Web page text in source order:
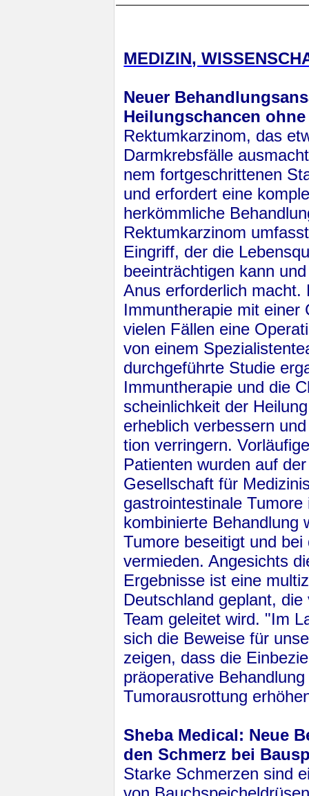
MEDIZIN,
Neuer
Heilungschancen
Rektumkarzinom, das
Darmkrebsfälle
nem fortgeschrittenen
und erfordert eine
herkömmliche
Rektum­kar­zi­nom
Eingriff, der die
beeinträchtigen kann
Anus erforderlich macht.
Immun­the­ra­pie mit einer
vielen Fällen eine
von einem
durchgeführte Stu­die
Immuntherapie und die
schein­lich­keit der
erheblich verbessern
tion verringern.
Patienten wurden auf
Gesell­schaft für
gastrointestinale
kombinierte Behandlung
Tumore besei­tigt und
vermieden. Angesichts
Ergebnisse ist eine
Deutschland geplant,
Team geleitet wird. "Im
sich die Beweise für
zeigen, dass die
präoperative
Tumorausrottung
Sheba Medical: Neue
den Schmerz bei
Starke Schmerzen sind